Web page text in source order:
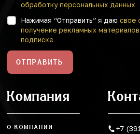
обработку персональных данных
Нажимая “Отправить” я даю свое
получение рекламных
подписке
ОТПРАВИТЬ
Компания
О КОМПАНИИ +7